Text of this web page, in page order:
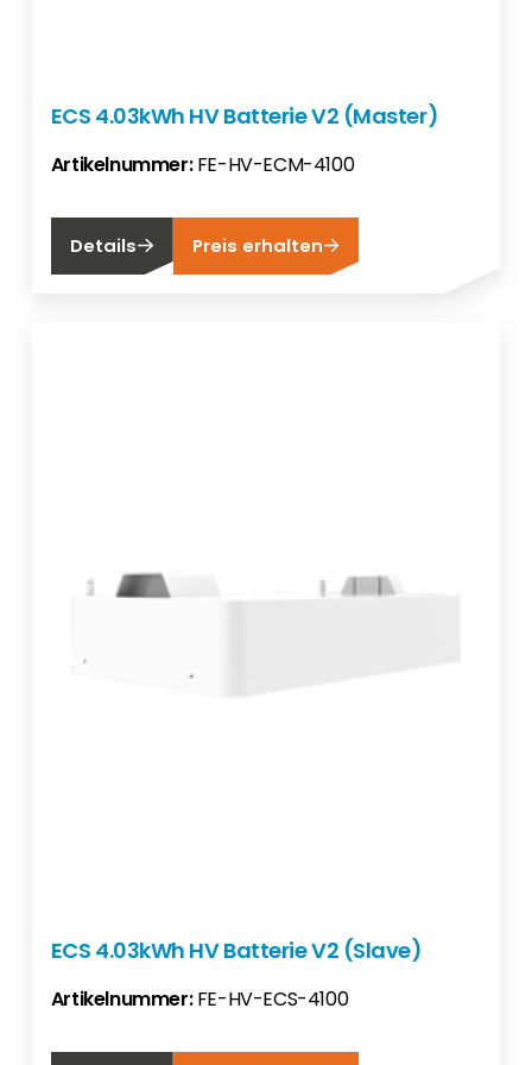
ECS 4.03kWh HV Batterie V2 (Master)
Artikelnummer:FE-HV-ECM-4100
Details Preis erhalten
ECS 4.03kWh HV Batterie V2 (Slave)
Artikelnummer:FE-HV-ECS-4100